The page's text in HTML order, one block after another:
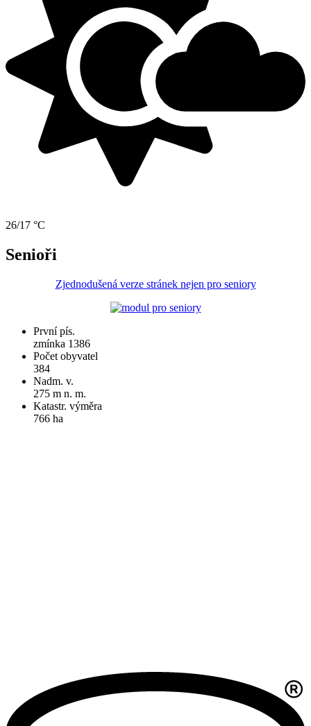
26/17 °C
Senioři
Zjednodušená verze stránek nejen pro seniory
První pís.
zmínka 1386
Počet obyvatel
384
Nadm. v.
275 m n. m.
Katastr. výměra
766 ha